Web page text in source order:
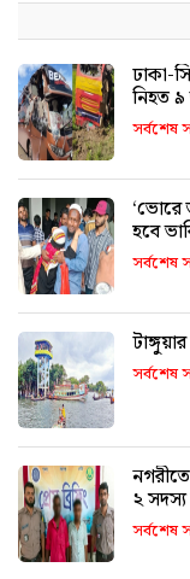
ঢাকা-
নিহত
সর্বশেষ
‘ভোরে
হবে
সর্বশেষ
সর্বশেষ
নগরীতে
২
সর্বশেষ